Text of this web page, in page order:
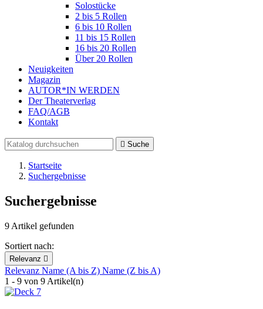
Solostücke
2 bis 5 Rollen
6 bis 10 Rollen
11 bis 15 Rollen
16 bis 20 Rollen
Über 20 Rollen
Neuigkeiten
Magazin
AUTOR*IN WERDEN
Der Theaterverlag
FAQ/AGB
Kontakt
 Suche
Startseite
Suchergebnisse
Suchergebnisse
9 Artikel gefunden
Sortiert nach:
Relevanz 
Relevanz Name (A bis Z) Name (Z bis A)
1 - 9 von 9 Artikel(n)